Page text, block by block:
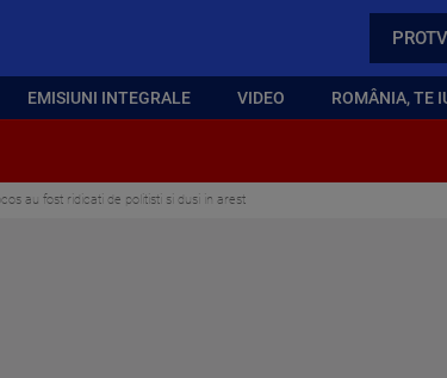
EMISIUNI INTEGRALE VIDEO ROMÂNIA, TE
au fost ridicati de politisti si dusi in arest